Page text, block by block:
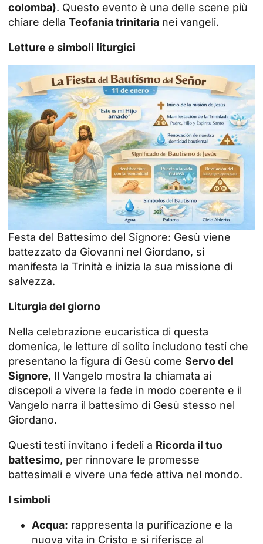
colomba). Questo evento è una delle scene più
chiare della Teofania trinitaria nei vangeli.
Letture e simboli liturgici
Festa del Battesimo del Signore: Gesù viene
battezzato da Giovanni nel Giordano, si
manifesta la Trinità e inizia la sua missione di
salvezza.
Liturgia del giorno
Nella celebrazione eucaristica di questa
domenica, le letture di solito includono testi che
presentano la figura di Gesù come Servo del
Signore, Il Vangelo mostra la chiamata ai
discepoli a vivere la fede in modo coerente e il
Vangelo narra il battesimo di Gesù stesso nel
Giordano.
Questi testi invitano i fedeli a Ricorda il tuo
battesimo, per rinnovare le promesse
battesimali e vivere una fede attiva nel mondo.
I simboli
Acqua: rappresenta la purificazione e la
nuova vita in Cristo e si riferisce al